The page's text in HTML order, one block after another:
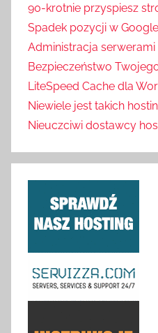
90-krotnie przyspiesz
Spadek pozycji w
Administracja
Bezpieczeństwo
LiteSpeed Cache dla
Niewiele jest takich
Nieuczciwi dostawcy